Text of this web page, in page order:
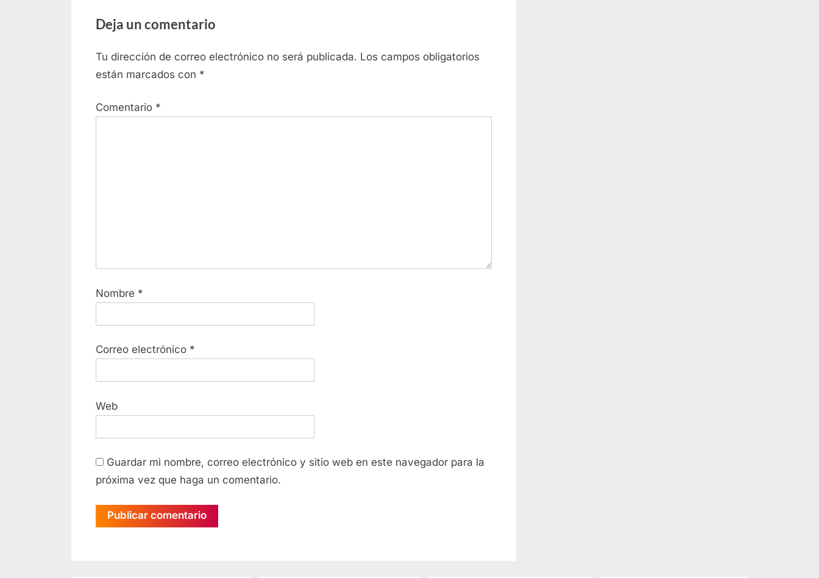
Deja un comentario
Tu dirección de correo electrónico no será publicada. Los campos obligatorios
están marcados con *
Comentario *
Nombre *
Correo electrónico *
Web
Guardar mi nombre, correo electrónico y sitio web en este navegador para la
próxima vez que haga un comentario.